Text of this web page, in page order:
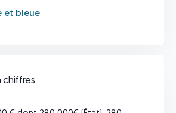
et bleue
chiffres